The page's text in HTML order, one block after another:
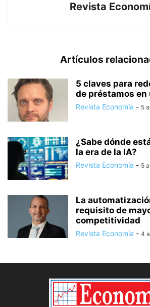
Revista
Artículos
5 claves para
de préstamos en
Revista Economía - 5
¿Sabe dónde
la era de la IA?
Revista Economía - 5
La
requisito de
competitividad
Revista Economía - 4